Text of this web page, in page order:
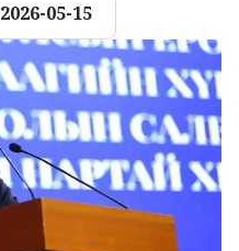
2026-05-15